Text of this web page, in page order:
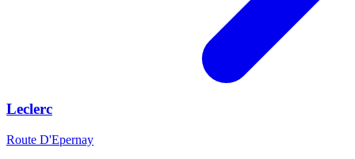
Leclerc
Route D'Epernay